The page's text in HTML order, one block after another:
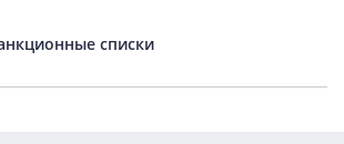
списки